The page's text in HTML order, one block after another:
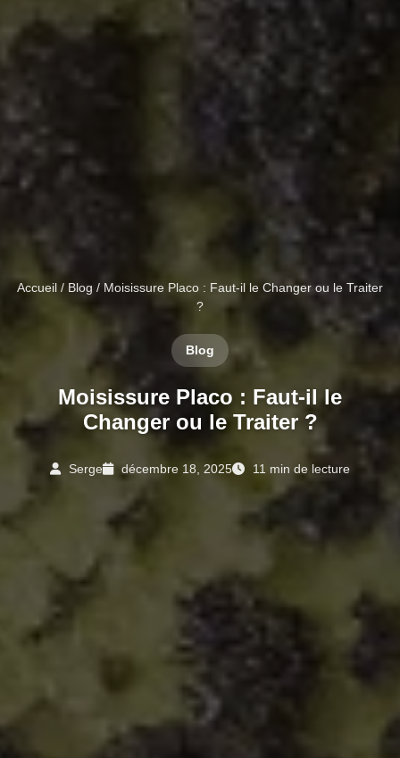
Accueil / Blog / Moisissure Placo : Faut-il le Changer ou le Traiter
?
Blog
Moisissure Placo : Faut-il le
Changer ou le Traiter ?
Serge décembre 18, 2025 11 min de lecture